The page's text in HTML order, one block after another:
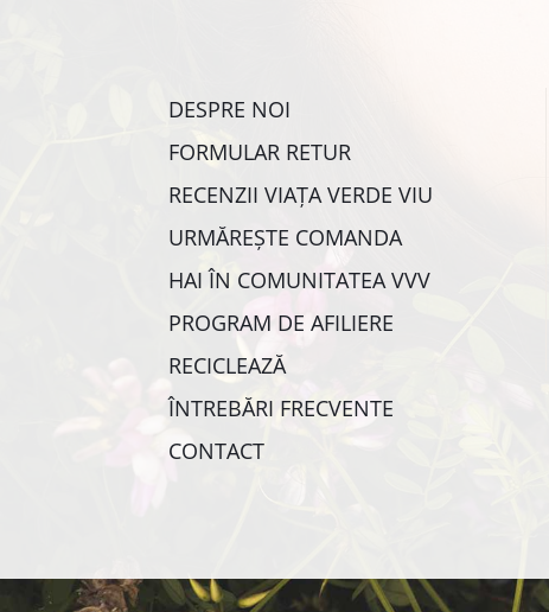
DESPRE NOI
FORMULAR RETUR
RECENZII VIAȚA VERDE VIU
URMĂREȘTE COMANDA
HAI ÎN COMUNITATEA VVV
PROGRAM DE AFILIERE
RECICLEAZĂ
ÎNTREBĂRI FRECVENTE
CONTACT